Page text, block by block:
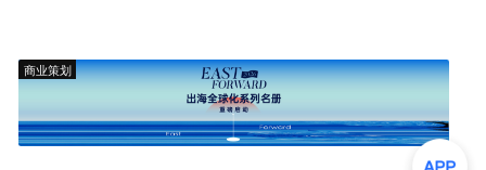
商业策划